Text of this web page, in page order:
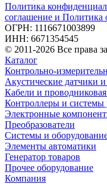
Политика
соглашение и Политика
ОГРН: 1116671003899
ИНН: 6671354545
© 2011-2026 Все права
Каталог
Контрольно-
Акустические датчики
Кабели и
Контроллеры и системы
Электронные
Преобразователи
Системы и
Элементы автоматики
Генератор товаров
Прочее оборудование
Компания